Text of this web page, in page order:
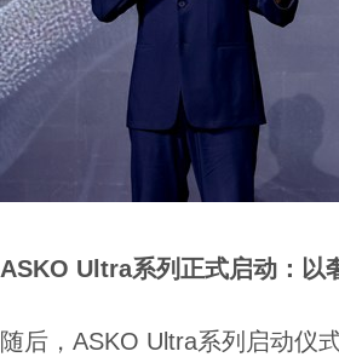
ASKO Ultra系列正式启动：以
随后，ASKO Ultra系列启动仪